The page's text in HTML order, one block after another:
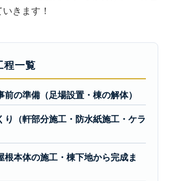
きます！
程一覧
前の準備（足場設置・棟の解体）
り（軒部分施工・防水紙施工・ケラ
根本体の施工・棟下地から完成ま